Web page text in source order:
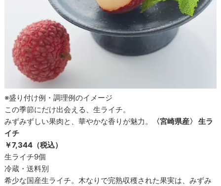
※盛り付け例・調理例のイメージ
この季節にだけ出会える、生ライチ。
みずみずしい果肉と、華やかな香りが魅力。
〈宮崎県産〉 生ラ
イチ
￥7,344（税込）
生ライチ9個
冷蔵・送料別
希少な国産生ライチ。木なりで完熟収穫された果実は、みずみ